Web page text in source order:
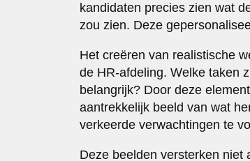
kandidaten precies zien wat
zou zien. Deze
Het creëren van realistische
de HR-afdeling. Welke taken
belangrijk? Door deze
aantrekkelijk beeld van wat
verkeerde verwachtingen te
Deze beelden versterken niet